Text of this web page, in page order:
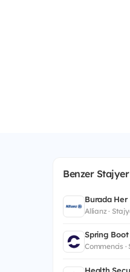
Benzer Stajyer
Burada Her
Allianz ·
Spring
Commencis